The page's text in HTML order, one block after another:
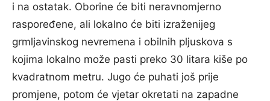
i na ostatak. Oborine će biti neravnomjerno
raspoređene, ali lokalno će biti izraženijeg
grmljavinskog nevremena i obilnih pljuskova s
kojima lokalno može pasti preko 30 litara kiše po
kvadratnom metru. Jugo će puhati još prije
promjene, potom će vjetar okretati na zapadne